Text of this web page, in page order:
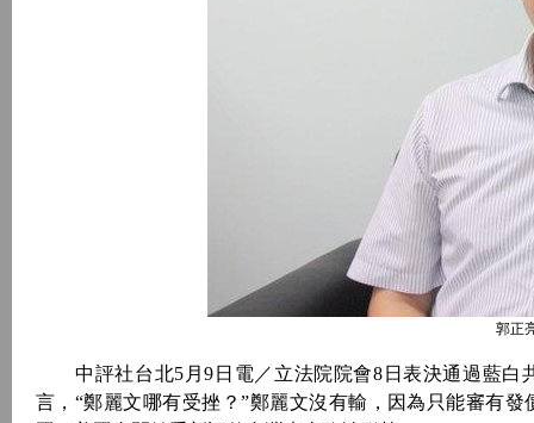
郭正
中評社台北5月9日電／立法院院會8日表決通過藍白
言，“鄭麗文哪有受挫？”鄭麗文沒有輸，因為只能審有